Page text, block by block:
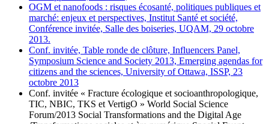
OGM et nanofoods : risques écosanté, politiques publiques et
marché: enjeux et perspectives, Institut Santé et société,
Conférence invitée, Salle des boiseries, UQAM, 29 octobre
2013.
Conf. invitée, Table ronde de clôture, Influencers Panel,
Symposium Science and Society 2013, Emerging agendas for
citizens and the sciences, University of Ottawa, ISSP, 23
octobre 2013
Conf. invitée « Fracture écologique et socioanthropologique,
TIC, NBIC, TKS et VertigO » World Social Science
Forum/2013 Social Transformations and the Digital Age